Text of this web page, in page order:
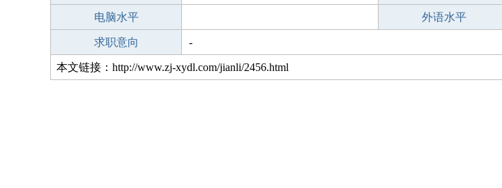
电脑水平 外语水平
求职意向 -
本文链接：http://www.zj-xydl.com/jianli/2456.html